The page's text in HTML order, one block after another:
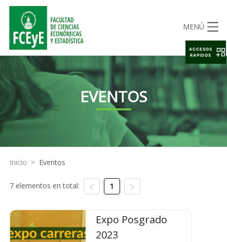
MENÚ
EVENTOS
Inicio > Eventos
7 elementos en total: 1
Expo Posgrado
2023
ACCESOS
RAPIDOS